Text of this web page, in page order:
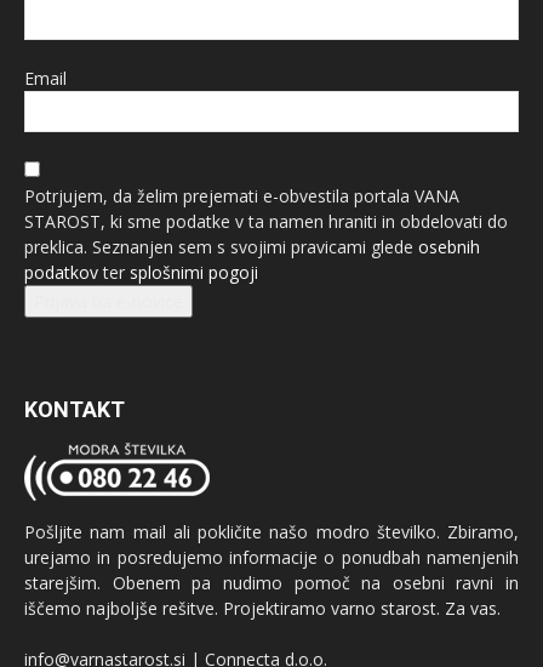
Email
Potrjujem, da želim prejemati e-obvestila portala VANA
STAROST, ki sme podatke v ta namen hraniti in obdelovati do
preklica. Seznanjen sem s svojimi pravicami glede osebnih
podatkovter splošnimi pogoji
KONTAKT
Pošljite nam mail ali pokličite našo modro številko. Zbiramo,
urejamo in posredujemo informacije o ponudbah namenjenih
starejšim. Obenem pa nudimo pomoč na osebni ravni in
iščemo najboljše rešitve. Projektiramo varno starost. Za vas.
info@varnastarost.si | Connecta d.o.o.